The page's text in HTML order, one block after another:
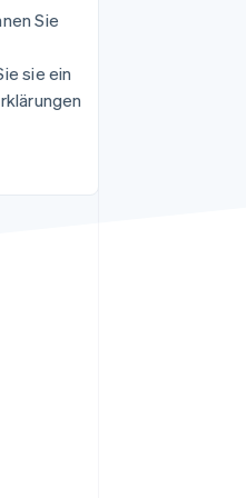
Sessions 2026
Sie, wie Stripe
für die
Sie
sie ein